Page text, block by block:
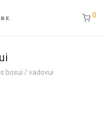
0
bosui / vadovui